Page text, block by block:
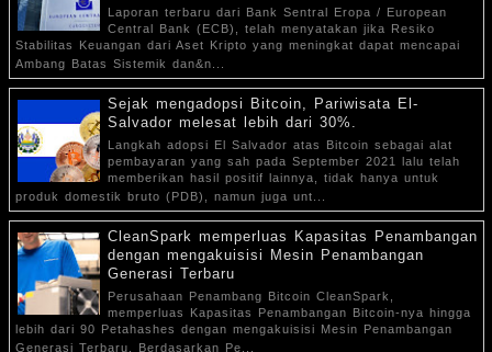
Laporan terbaru dari Bank Sentral Eropa / European
Central Bank (ECB), telah menyatakan jika Resiko
Stabilitas Keuangan dari Aset Kripto yang meningkat dapat mencapai
Ambang Batas Sistemik dan&n...
Sejak mengadopsi Bitcoin, Pariwisata El-
Salvador melesat lebih dari 30%.
Langkah adopsi El Salvador atas Bitcoin sebagai alat
pembayaran yang sah pada September 2021 lalu telah
memberikan hasil positif lainnya, tidak hanya untuk
produk domestik bruto (PDB), namun juga unt...
CleanSpark memperluas Kapasitas Penambangan
dengan mengakuisisi Mesin Penambangan
Generasi Terbaru
Perusahaan Penambang Bitcoin CleanSpark,
memperluas Kapasitas Penambangan Bitcoin-nya hingga
lebih dari 90 Petahashes dengan mengakuisisi Mesin Penambangan
Generasi Terbaru. Berdasarkan Pe...